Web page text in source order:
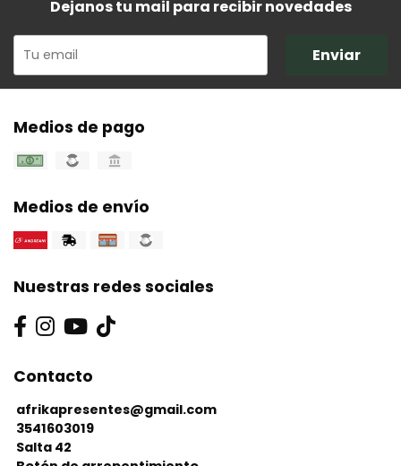
Dejanos tu mail para recibir novedades
Enviar
Medios de pago
Medios de envío
Nuestras redes sociales
Contacto
afrikapresentes@gmail.com
3541603019
Salta 42